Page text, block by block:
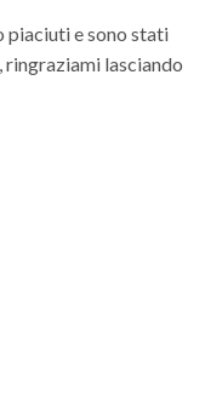
piaciuti e sono stati
ringraziami lasciando